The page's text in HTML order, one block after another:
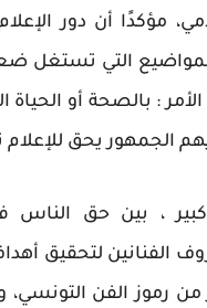
مؤكدًا أن دور
المواضيع التي تستغل
الأمر : بالصحة أو
الجمهور يحق
، بين حق الناس
الفنانين لتحقيق
من رموز الفن